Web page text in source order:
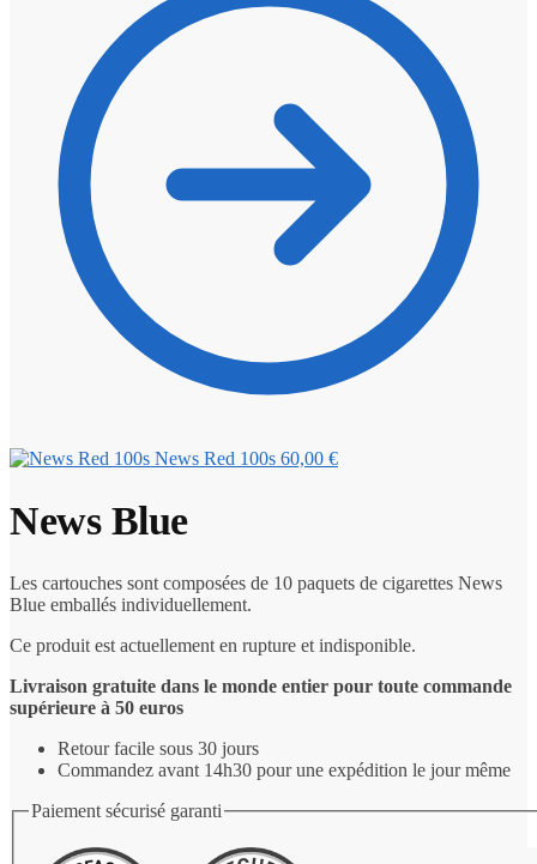
News Red 100s 60,00 €
News Blue
Les cartouches sont composées de 10 paquets de cigarettes News
Blue emballés individuellement.
Ce produit est actuellement en rupture et indisponible.
Livraison gratuite dans le monde entier pour toute commande
supérieure à 50 euros
Retour facile sous 30 jours
Commandez avant 14h30 pour une expédition le jour même
Paiement sécurisé garanti